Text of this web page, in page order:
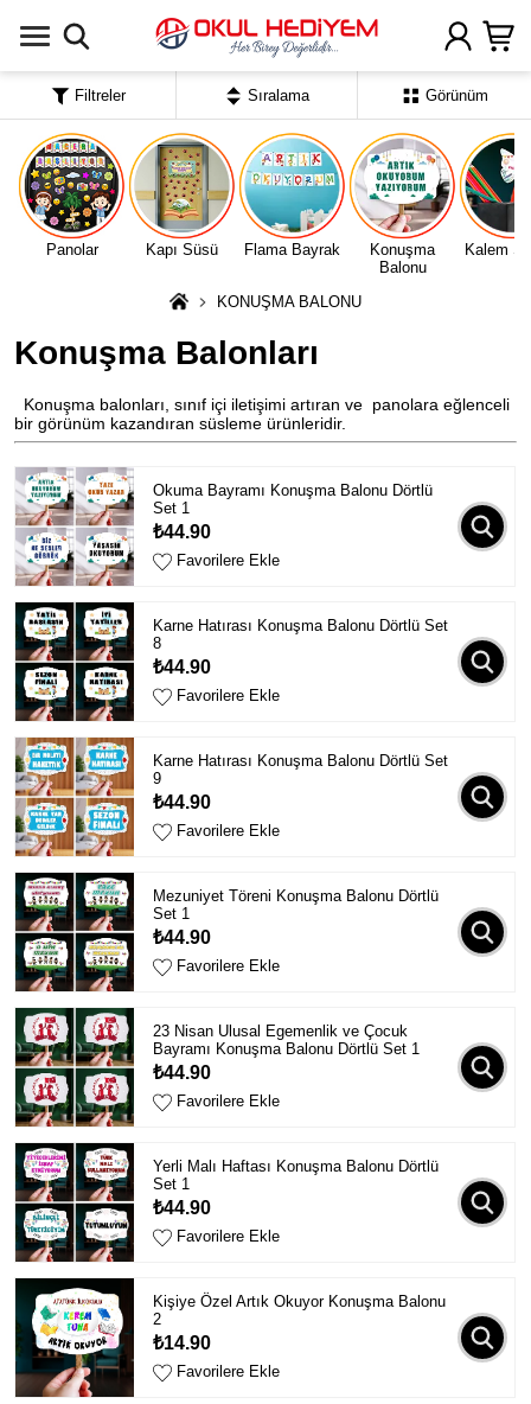
Panolar Kapı Süsü Flama Bayrak
Konuşma
Balonu
Kalem
KONUŞMA BALONU
Konuşma Balonları
Konuşma balonları, sınıf içi iletişimi artıran ve panolara eğlenceli
bir görünüm kazandıran süsleme ürünleridir.
Okuma Bayramı Konuşma Balonu Dörtlü
Set 1
₺44.90
Favorilere Ekle
Karne Hatırası Konuşma Balonu Dörtlü Set
8
₺44.90
Favorilere Ekle
Karne Hatırası Konuşma Balonu Dörtlü Set
9
₺44.90
Favorilere Ekle
Mezuniyet Töreni Konuşma Balonu Dörtlü
Set 1
₺44.90
Favorilere Ekle
23 Nisan Ulusal Egemenlik ve Çocuk
Bayramı Konuşma Balonu Dörtlü Set 1
₺44.90
Favorilere Ekle
Yerli Malı Haftası Konuşma Balonu Dörtlü
Set 1
₺44.90
Favorilere Ekle
Kişiye Özel Artık Okuyor Konuşma Balonu
2
₺14.90
Favorilere Ekle
Filtreler Sıralama Görünüm
Uygulamada Aç